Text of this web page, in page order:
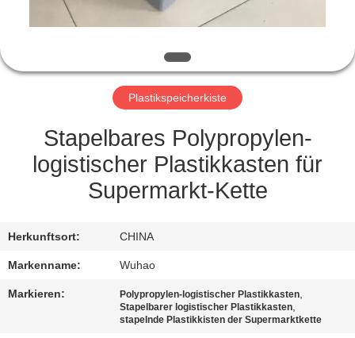
TRETEN
SIE
MIT
VERBINDUNG
SIE
EIN
ZITAT
Plastikspeicherkiste
Stapelbares Polypropylen-
logistischer Plastikkasten für
Supermarkt-Kette
Herkunftsort: CHINA
Markenname: Wuhao
Markieren: Polypropylen-logistischer Plastikkasten,
Stapelbarer logistischer Plastikkasten,
stapelnde Plastikkisten der Supermarktkette